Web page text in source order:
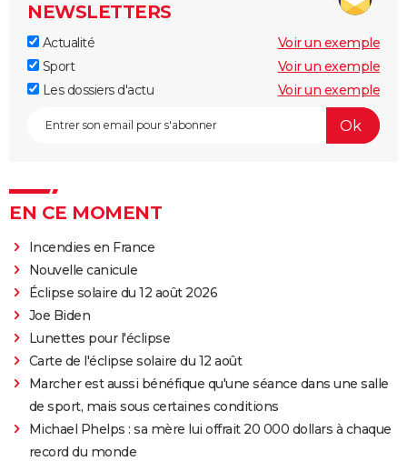
NEWSLETTERS
Actualité
Voir un exemple
Sport
Voir un exemple
Les dossiers d'actu
Voir un exemple
EN CE MOMENT
Incendies en France
Nouvelle canicule
Éclipse solaire du 12 août 2026
Joe Biden
Lunettes pour l'éclipse
Carte de l'éclipse solaire du 12 août
Marcher est aussi bénéfique qu'une séance dans une salle
de sport, mais sous certaines conditions
Michael Phelps : sa mère lui offrait 20 000 dollars à chaque
record du monde